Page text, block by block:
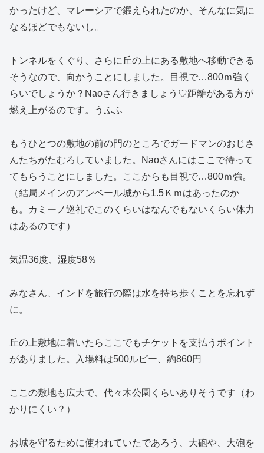
かったけど、マレーシアで鍛えられたのか、そんなに気に
なるほどでもないし。
トンネルをくぐり、さらに丘の上にある敷地へ移動できる
そうなので、向かうことにしました。目視で…800ｍ強く
らいでしょうか？Naoさん行きましょう♡距離がある方が
燃え上がるのです。うふふ
もうひとつの敷地の前の門のところでガードマンのおじさ
んたちがたむろしていました。Naoさんにはここで待って
てもらうことにしました。ここからも目視で…800ｍ強。
（結局メインのアンベール城から1.5Ｋｍはあったのか
も。カミーノ巡礼でこのくらいはなんでもないくらい体力
はあるのです）
気温36度、湿度58％
みなさん、インドを旅行の際は水を持ち歩くことを忘れず
に。
丘の上敷地に着いたらここでもチケットを支払うポイント
がありました。入場料は500ルピー、約860円
ここの敷地も広大で、代々木公園くらいありそうです（わ
かりにくい？）
お城を守るために使われていたであろう、大砲や、大砲を